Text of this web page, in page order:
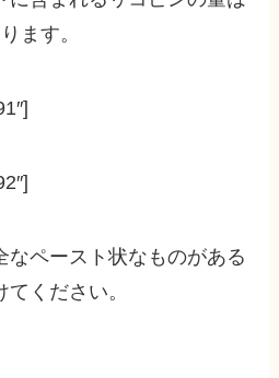
ます。
なペースト状なものがある
ください。